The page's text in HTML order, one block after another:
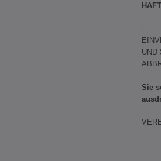
·
UND
Sie